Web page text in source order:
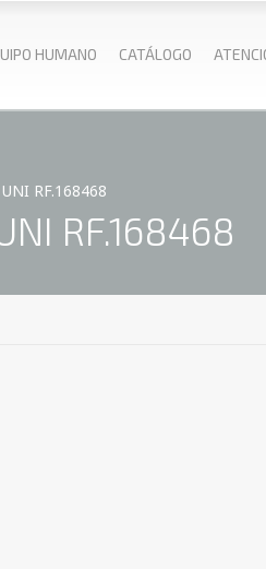
HUMANO CATÁLOGO
RF.168468
RF.168468